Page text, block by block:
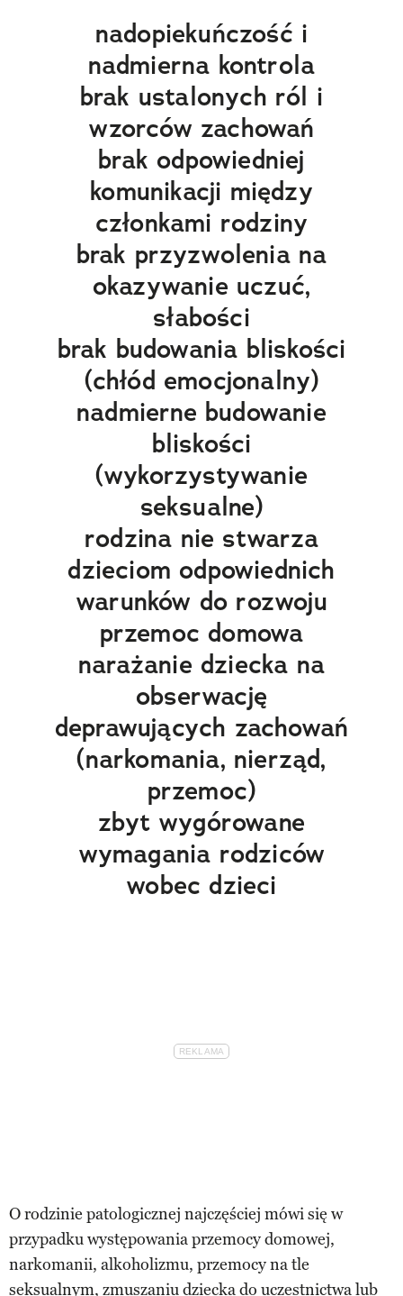
nadopiekuńczość i
nadmierna kontrola
brak ustalonych ról i
wzorców zachowań
brak odpowiedniej
komunikacji między
członkami rodziny
brak przyzwolenia na
okazywanie uczuć,
słabości
brak budowania bliskości
(chłód emocjonalny)
nadmierne budowanie
bliskości
(wykorzystywanie
seksualne)
rodzina nie stwarza
dzieciom odpowiednich
warunków do rozwoju
przemoc domowa
narażanie dziecka na
obserwację
deprawujących zachowań
(narkomania, nierząd,
przemoc)
zbyt wygórowane
wymagania rodziców
wobec dzieci
O rodzinie patologicznej najczęściej mówi się w
przypadku występowania przemocy domowej,
narkomanii, alkoholizmu, przemocy na tle
seksualnym, zmuszaniu dziecka do uczestnictwa lub